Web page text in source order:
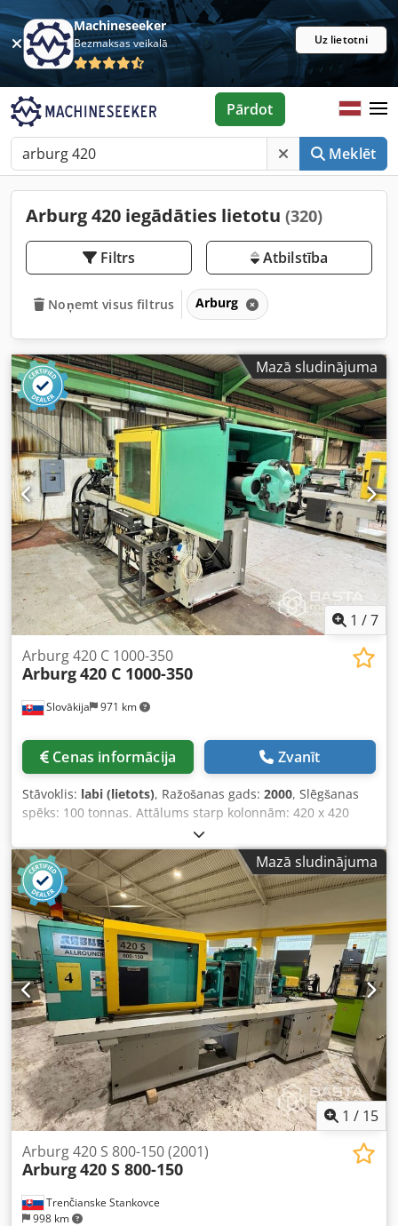
Machineseeker
Bezmaksas veikalā Uz lietotni
Meklēt
Pārdot
Arburg 420 iegādāties lietotu (320)
Filtrs Atbilstība
Noņemt visus filtrus Arburg
Mazā sludinājuma
1 /7
Slovākija 971 km
Arburg 420 C 1000-350
Arburg420 C 1000-350
Cenas informācija Zvanīt
Stāvoklis: labi (lietots), Ražošanas gads: 2000, Slēgšanas
spēks: 100 tonnas. Attālums starp kolonnām: 420 x 420
mm. Formas plāksnes izmēri: 570 x 570 mm.
Gliemežvārpstas diametrs: 35 mm. Iesmidzināšanas
tilpums: 230 cm³. Šāviena svars: 127 g. Jauna temperatūras
vadības plate ARB 777 (izmaksas: 2 750 €) Dodjrthkuepfx
Ap Iskr
Mazā sludinājuma
1 / 15
Trenčianske Stankovce
998 km
Arburg 420 S 800-150 (2001)
Arburg420 S 800-150